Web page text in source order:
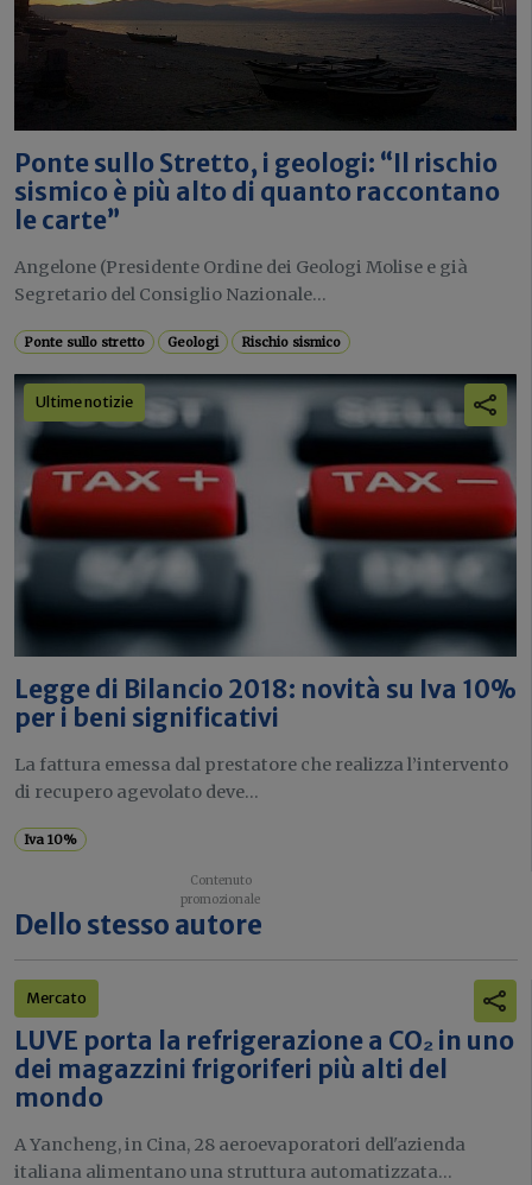
Ponte sullo Stretto, i geologi: “Il rischio
sismico è più alto di quanto raccontano
le carte”
Angelone (Presidente Ordine dei Geologi Molise e già
Segretario del Consiglio Nazionale...
Ponte sullo stretto Geologi Rischio sismico
Ultime notizie
Legge di Bilancio 2018: novità su Iva 10%
per i beni significativi
La fattura emessa dal prestatore che realizza l’intervento
di recupero agevolato deve...
Iva 10%
Dello stesso autore
Mercato
LUVE porta la refrigerazione a CO₂ in uno
dei magazzini frigoriferi più alti del
mondo
A Yancheng, in Cina, 28 aeroevaporatori dell'azienda
italiana alimentano una struttura automatizzata...